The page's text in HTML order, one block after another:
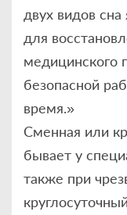
двух видов
для
медицинского
безопасной
время.»
Сменная или
бывает у
также при